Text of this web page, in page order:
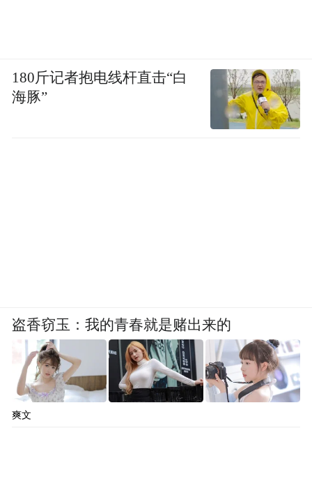
180斤记者抱电线杆直击“白
海豚”
盗香窃玉：我的青春就是赌出来的
爽文